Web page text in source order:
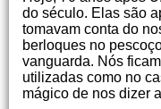
do século. Elas são
tomavam conta do
berloques no
vanguarda. Nós
utilizadas como no
mágico de nos dizer